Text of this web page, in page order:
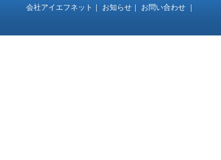
会社アイエフネット ｜ お知らせ ｜ お問い合わせ ｜